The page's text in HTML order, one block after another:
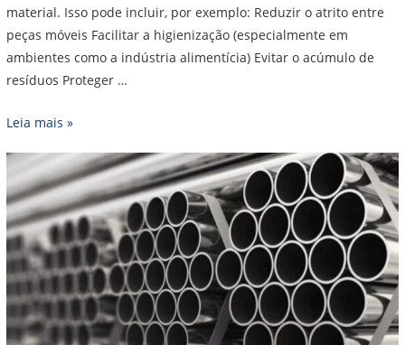
material. Isso pode incluir, por exemplo: Reduzir o atrito entre
peças móveis Facilitar a higienização (especialmente em
ambientes como a indústria alimentícia) Evitar o acúmulo de
resíduos Proteger …
Leia mais »